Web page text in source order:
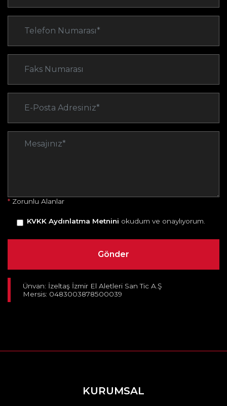
* Zorunlu Alanlar
KVKK Aydınlatma Metnini okudum ve onaylıyorum.
Ünvan: İzeltaş İzmir El Aletleri San Tic A.Ş
Mersis: 0483003878500039
KURUMSAL